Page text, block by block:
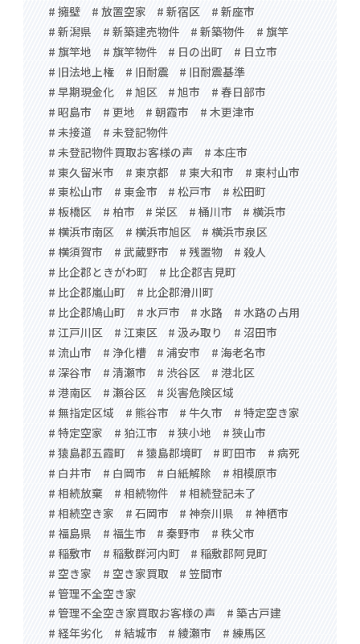
# 擁壁
# 放置空家 # 新宿区
# 新座市
# 新潟県
# 新築建売物件 # 新築物件
# 旗竿
# 旗竿地
# 旗竿物件 # 日の出町
# 日立市
# 旧法地上権
# 旧耐震
# 旧耐震基準
# 早期現金化
# 旭区 # 旭市
# 春日部市
# 昭島市
# 更地 # 朝霞市
# 木更津市
# 未接道
# 未登記物件
# 未登記物件買取お客様の声
# 本庄市
# 東久留米市
# 東京都 # 東大和市
# 東村山市
# 東松山市
# 東金市 # 松戸市
# 松田町
# 板橋区
# 柏市 # 栄区 # 桶川市
# 横浜市
# 横浜市南区
# 横浜市旭区
# 横浜市泉区
# 横須賀市
# 武蔵野市 # 残置物
# 殺人
# 比企郡ときがわ町
# 比企郡吉見町
# 比企郡嵐山町
# 比企郡滑川町
# 比企郡鳩山町
# 水戸市 # 水路
# 水路の占用
# 江戸川区
# 江東区 # 汲み取り
# 沼田市
# 流山市
# 浄化槽 # 浦安市
# 海老名市
# 深谷市
# 清瀬市 # 渋谷区
# 港北区
# 港南区
# 瀬谷区
# 災害危険区域
# 無指定区域
# 熊谷市 # 牛久市
# 特定空き家
# 特定空家
# 狛江市 # 狭小地
# 狭山市
# 猿島郡五霞町
# 猿島郡境町 # 町田市
# 病死
# 白井市
# 白岡市 # 白紙解除
# 相模原市
# 相続放棄
# 相続物件
# 相続登記未了
# 相続空き家
# 石岡市 # 神奈川県
# 神栖市
# 福島県
# 福生市 # 秦野市
# 秩父市
# 稲敷市
# 稲敷群河内町
# 稲敷郡阿見町
# 空き家
# 空き家買取
# 笠間市
# 管理不全空き家
# 管理不全空き家買取お客様の声
# 築古戸建
# 経年劣化
# 結城市 # 綾瀬市
# 練馬区